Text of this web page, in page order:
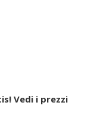
Vedi i prezzi